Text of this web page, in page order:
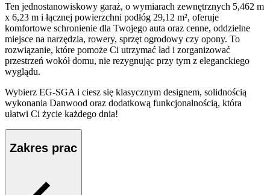
Ten jednostanowiskowy garaż, o wymiarach zewnętrznych 5,462 m
x 6,23 m i łącznej powierzchni podłóg 29,12 m², oferuje
komfortowe schronienie dla Twojego auta oraz cenne, oddzielne
miejsce na narzędzia, rowery, sprzęt ogrodowy czy opony. To
rozwiązanie, które pomoże Ci utrzymać ład i zorganizować
przestrzeń wokół domu, nie rezygnując przy tym z eleganckiego
wyglądu.
Wybierz EG-SGA i ciesz się klasycznym designem, solidnością
wykonania Danwood oraz dodatkową funkcjonalnością, która
ułatwi Ci życie każdego dnia!
Zakres prac